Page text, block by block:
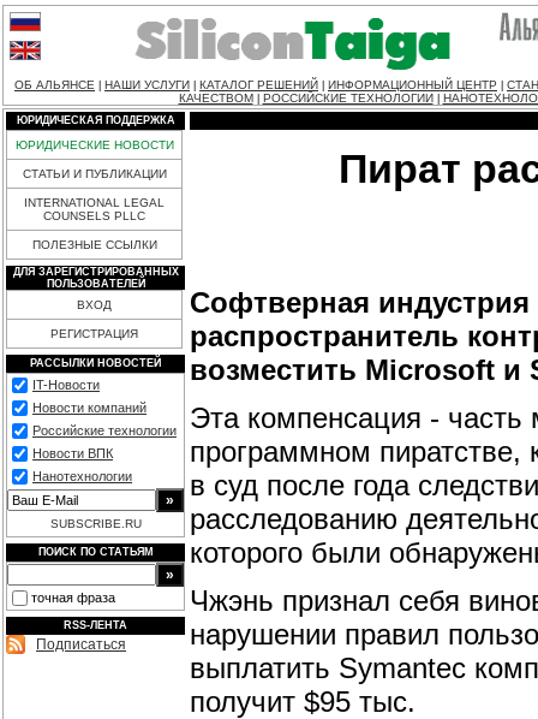
ОБ АЛЬЯНСЕ НАШИ УСЛУГИ КАТАЛОГ РЕШЕНИЙ ИНФОРМАЦИОННЫЙ ЦЕНТР
КАЧЕСТВОМ
РОССИЙСКИЕ ТЕХНОЛОГИИ
ЮРИДИЧЕСКАЯ ПОДДЕРЖКА
ЮРИДИЧЕСКИЕ НОВОСТИ
СТАТЬИ И ПУБЛИКАЦИИ
INTERNATIONAL LEGAL
COUNSELS PLLC
ПОЛЕЗНЫЕ ССЫЛКИ
ДЛЯ ЗАРЕГИСТРИРОВАННЫХ
ПОЛЬЗОВАТЕЛЕЙ
ВХОД
РЕГИСТРАЦИЯ
РАССЫЛКИ НОВОСТЕЙ
IT-Новости
Новости компаний
Российские технологии
Новости ВПК
Нанотехнологии
SUBSCRIBE.RU
ПОИСК ПО СТАТЬЯМ
точная фраза
RSS-ЛЕНТА
Подписаться
Пират
Софтверная
распространитель
возместить Microsoft и
Эта компенсация - часть
программном пиратстве,
в суд после года
расследованию
которого были
Чжэнь признал себя
нарушении правил
выплатить Symantec
получит $95 тыс.